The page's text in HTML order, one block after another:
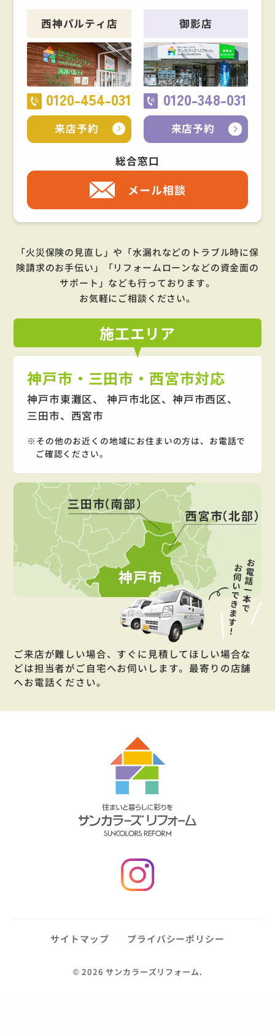
西神パルティ店
0120-454-031
来店予約
御影店
0120-348-031
来店予約
総合窓口
メール相談
「火災保険の見直し」や「水漏れなどのトラブル時に保
険請求のお手伝い」「リフォームローンなどの資金面の
サポート」 なども行っております。
お気軽にご相談ください。
施工エリア
神戸市・三田市・西宮市対応
神戸市東灘区、 神戸市北区、神戸市西区、
三田市、西宮市
その他のお近くの地域にお住まいの方は、お電話で
ご確認ください。
ご来店が難しい場合、すぐに見積してほしい場合な
どは担当者がご自宅へお伺いします。最寄りの店舗
へお電話ください。
サイトマップ プライバシーポリシー
©2026 サンカラーズリフォーム.